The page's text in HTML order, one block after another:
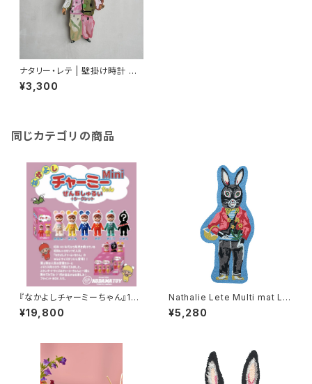
ナタリー・レテ | 壁掛け時計 う
さぎ | Diecut Clock rabbit
¥3,300
同じカテゴリの商品
『なかよしチャーミーちゃん』15c
mのMiniブラインドBOX ６個
入りセット
¥19,800
Nathalie Lete Multi mat L R
EGLISSE
¥5,280